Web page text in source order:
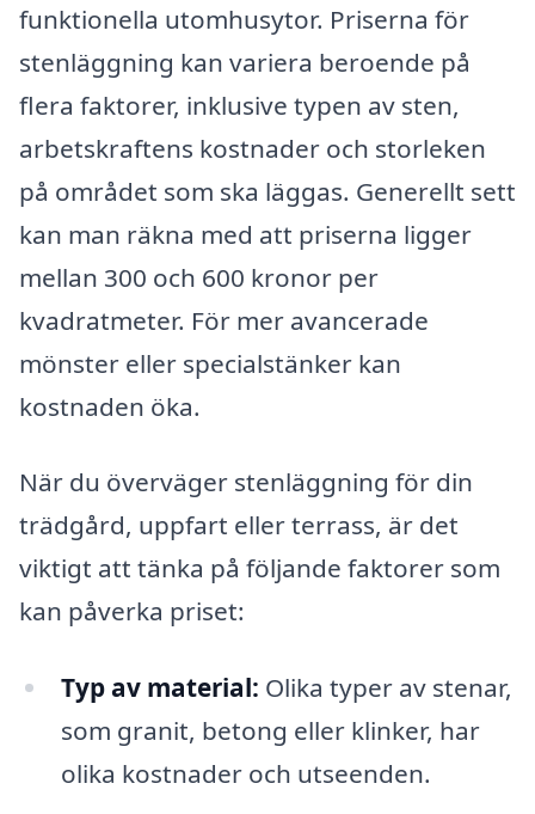
funktionella utomhusytor. Priserna för
stenläggning kan variera beroende på
flera faktorer, inklusive typen av sten,
arbetskraftens kostnader och storleken
på området som ska läggas. Generellt sett
kan man räkna med att priserna ligger
mellan 300 och 600 kronor per
kvadratmeter. För mer avancerade
mönster eller specialstänker kan
kostnaden öka.
När du överväger stenläggning för din
trädgård, uppfart eller terrass, är det
viktigt att tänka på följande faktorer som
kan påverka priset:
Typ av material: Olika typer av stenar,
som granit, betong eller klinker, har
olika kostnader och utseenden.